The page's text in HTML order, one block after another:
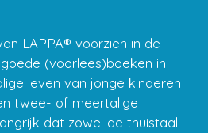
LAPPA® voorzien in de
(voorlees)boeken in
leven van jonge kinderen
twee- of meertalige
dat zowel de thuistaal